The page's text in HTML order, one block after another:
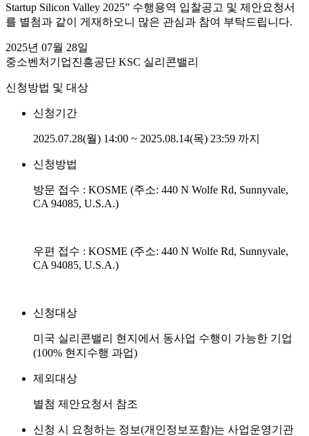
Startup Silicon Valley 2025” 수행용역 입찰공고 및 제안요청서
를 별첨과 같이 게재하오니 많은 관심과 참여 부탁드립니다.
2025년 07월 28일
중소벤처기업진흥공단 KSC 실리콘밸리
신청방법 및 대상
신청기간
2025.07.28(월) 14:00 ~ 2025.08.14(목) 23:59 까지
신청방법
방문 접수 : KOSME (주소: 440 N Wolfe Rd, Sunnyvale,
CA 94085, U.S.A.)
우편 접수 : KOSME (주소: 440 N Wolfe Rd, Sunnyvale,
CA 94085, U.S.A.)
신청대상
미국 실리콘밸리 현지에서 동사업 수행이 가능한 기업
(100% 현지수행 과업)
제외대상
별첨 제안요청서 참조
신청 시 요청하는 정보(개인정보포함)는 사업운영기관